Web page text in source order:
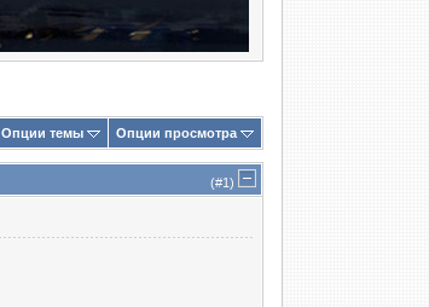
Опции темы Опции просмотра
(#1)